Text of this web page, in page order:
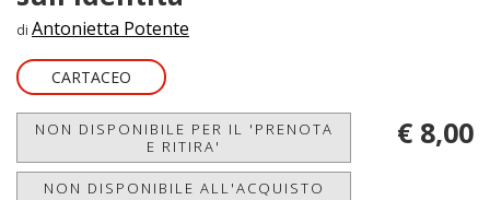
di Antonietta Potente
CARTACEO
NON DISPONIBILE PER IL 'PRENOTA
E RITIRA'
NON DISPONIBILE ALL'ACQUISTO
€ 8,00